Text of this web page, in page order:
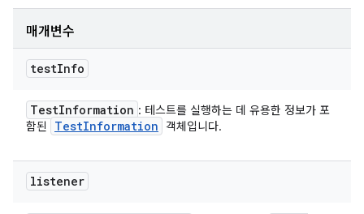
매개변수
testInfo
TestInformation : 테스트를 실행하는 데 유용한 정보가 포
함된
TestInformation 객체입니다.
listener